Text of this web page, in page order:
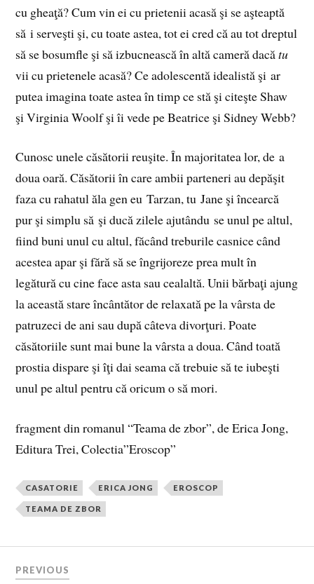
cu gheaţă? Cum vin ei cu prietenii acasă şi se aşteaptă
să i serveşti şi, cu toate astea, tot ei cred că au tot dreptul
să se bosumfle şi să izbucnească în altă cameră dacătu
vii cu prietenele acasă? Ce adolescentă idealistă şi ar
putea imagina toate astea în timp ce stă şi citeşte Shaw
şi Virginia Woolf şi îi vede pe Beatrice şi Sidney Webb?
Cunosc unele căsătorii reuşite. În majoritatea lor, de a
doua oară. Căsătorii în care ambii parteneri au depăşit
faza cu rahatul ăla gen eu Tarzan, tu Jane şi încearcă
pur şi simplu să şi ducă zilele ajutându se unul pe altul,
fiind buni unul cu altul, făcând treburile casnice când
acestea apar şi fără să se îngrijoreze prea mult în
legătură cu cine face asta sau cealaltă. Unii bărbaţi ajung
la această stare încântător de relaxată pe la vârsta de
patruzeci de ani sau după câteva divorţuri. Poate
căsătoriile sunt mai bune la vârsta a doua. Când toată
prostia dispare şi îţi dai seama că trebuie să te iubeşti
unul pe altul pentru că oricum o să mori.
fragment din romanul “Teama de zbor”, de Erica Jong,
Editura Trei, Colectia”Eroscop”
CASATORIE ERICA JONG EROSCOP
TEAMA DE ZBOR
PREVIOUS